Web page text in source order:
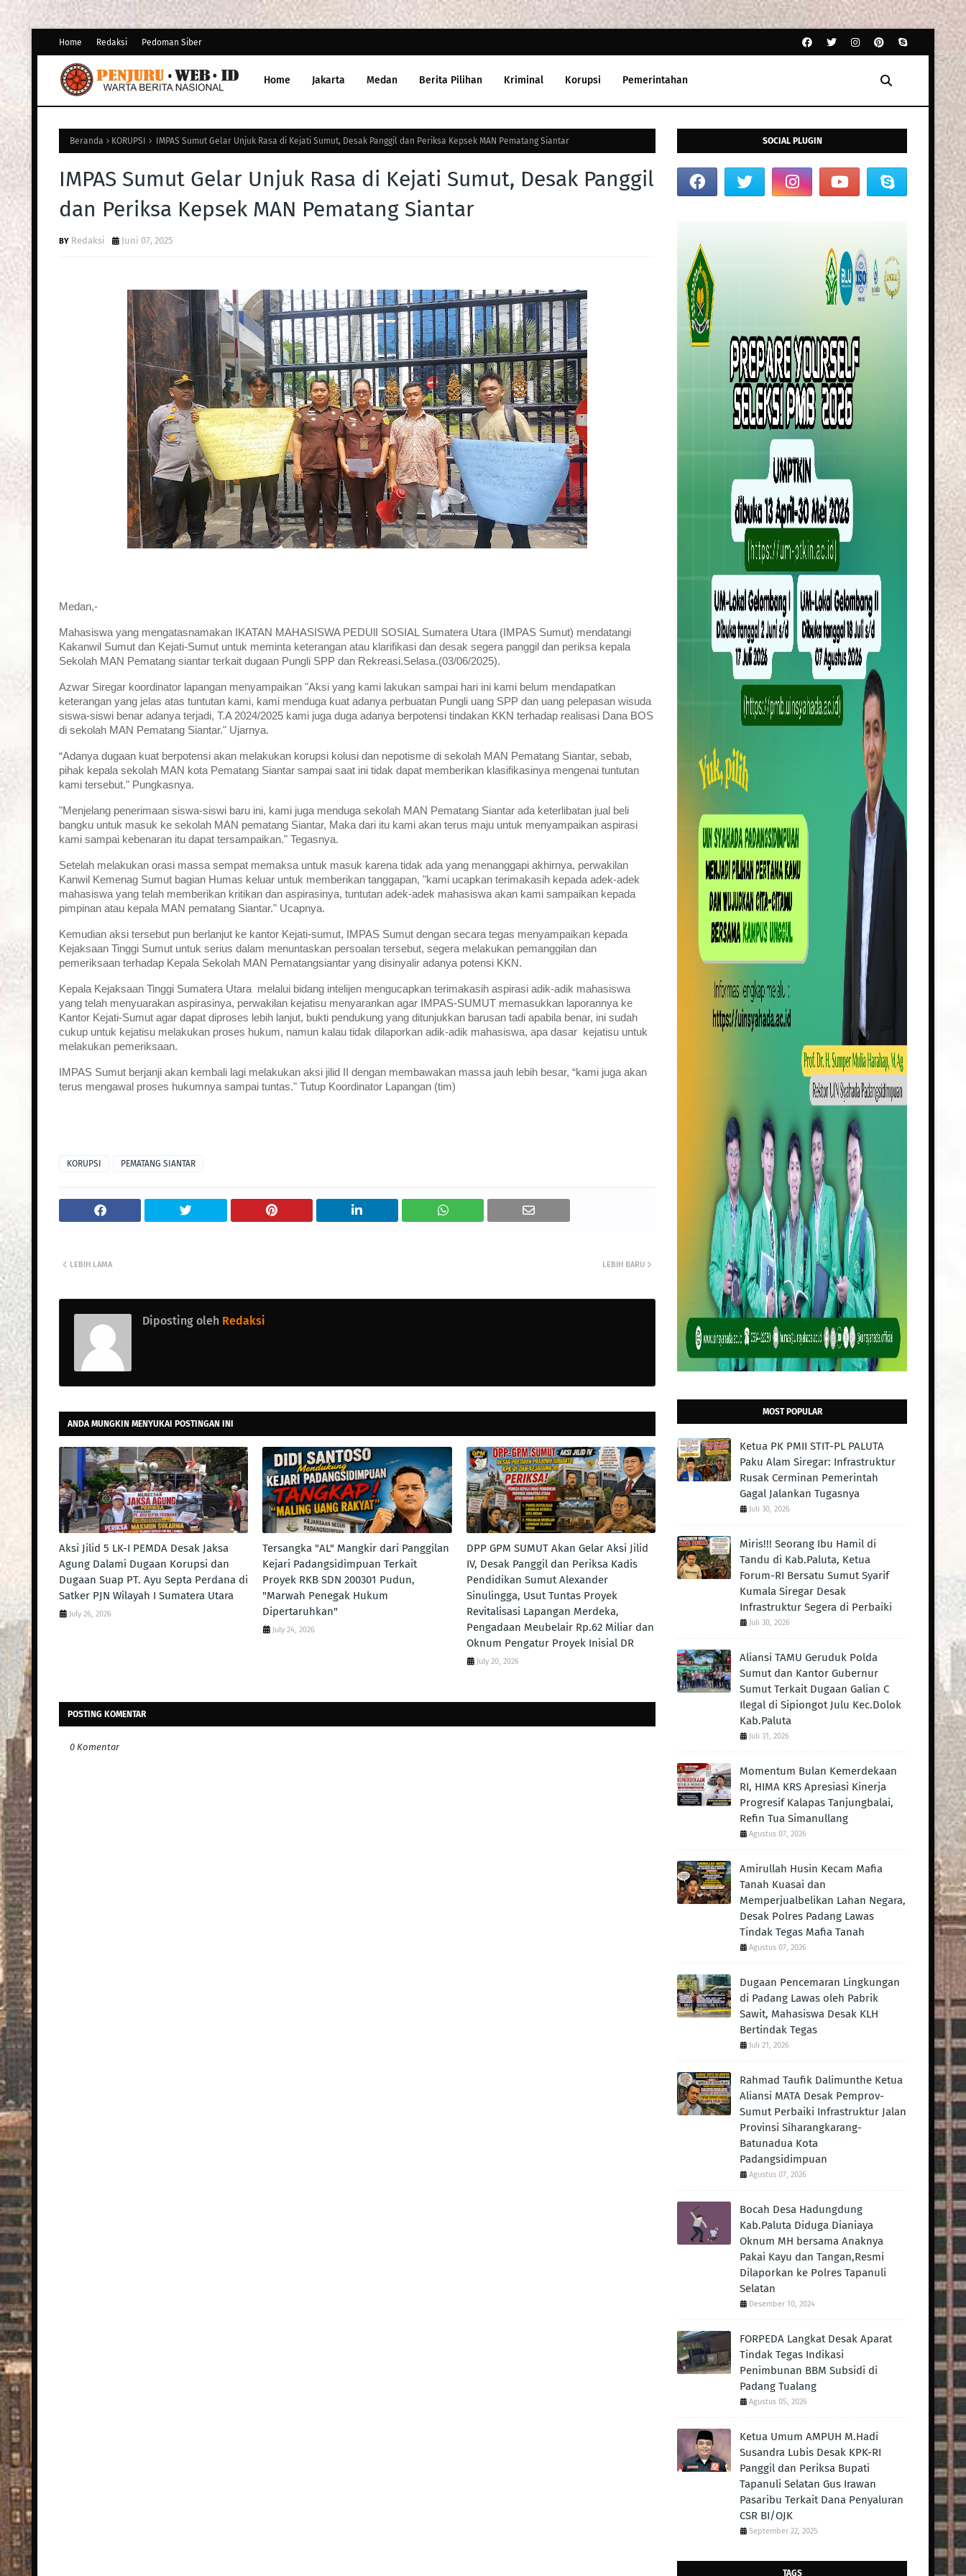
Home Redaksi Pedoman Siber
Home Jakarta Medan Berita Pilihan Kriminal Korupsi Pemerintahan
Beranda KORUPSI IMPAS Sumut Gelar Unjuk Rasa di Kejati Sumut, Desak Panggil dan Periksa Kepsek MAN Pematang Siantar
IMPAS Sumut Gelar Unjuk Rasa di Kejati Sumut, Desak Panggil
dan Periksa Kepsek MAN Pematang Siantar
Redaksi Juni 07, 2025
Medan,-
Mahasiswa yang mengatasnamakan IKATAN MAHASISWA PEDUlI SOSIAL Sumatera Utara (IMPAS Sumut) mendatangi
Kakanwil Sumut dan Kejati-Sumut untuk meminta keterangan atau klarifikasi dan desak segera panggil dan periksa kepala
Sekolah MAN Pematang siantar terkait dugaan Pungli SPP dan Rekreasi.Selasa.(03/06/2025).
Azwar Siregar koordinator lapangan menyampaikan "Aksi yang kami lakukan sampai hari ini kami belum mendapatkan
keterangan yang jelas atas tuntutan kami, kami menduga kuat adanya perbuatan Pungli uang SPP dan uang pelepasan wisuda
siswa-siswi benar adanya terjadi, T.A 2024/2025 kami juga duga adanya berpotensi tindakan KKN terhadap realisasi Dana BOS
di sekolah MAN Pematang Siantar." Ujarnya.
“Adanya dugaan kuat berpotensi akan melakukan korupsi kolusi dan nepotisme di sekolah MAN Pematang Siantar, sebab,
pihak kepala sekolah MAN kota Pematang Siantar sampai saat ini tidak dapat memberikan klasifikasinya mengenai tuntutan
kami tersebut." Pungkasnya.
"Menjelang penerimaan siswa-siswi baru ini, kami juga menduga sekolah MAN Pematang Siantar ada keterlibatan jual beli
bangku untuk masuk ke sekolah MAN pematang Siantar, Maka dari itu kami akan terus maju untuk menyampaikan aspirasi
kami sampai kebenaran itu dapat tersampaikan." Tegasnya.
Setelah melakukan orasi massa sempat memaksa untuk masuk karena tidak ada yang menanggapi akhirnya, perwakilan
Kanwil Kemenag Sumut bagian Humas keluar untuk memberikan tanggapan, "kami ucapkan terimakasih kepada adek-adek
mahasiswa yang telah memberikan kritikan dan aspirasinya, tuntutan adek-adek mahasiswa akan kami sampaikan kepada
pimpinan atau kepala MAN pematang Siantar." Ucapnya.
Kemudian aksi tersebut pun berlanjut ke kantor Kejati-sumut, IMPAS Sumut dengan secara tegas menyampaikan kepada
Kejaksaan Tinggi Sumut untuk serius dalam menuntaskan persoalan tersebut, segera melakukan pemanggilan dan
pemeriksaan terhadap Kepala Sekolah MAN Pematangsiantar yang disinyalir adanya potensi KKN.
Kepala Kejaksaan Tinggi Sumatera Utara melalui bidang intelijen mengucapkan terimakasih aspirasi adik-adik mahasiswa
yang telah menyuarakan aspirasinya, perwakilan kejatisu menyarankan agar IMPAS-SUMUT memasukkan laporannya ke
Kantor Kejati-Sumut agar dapat diproses lebih lanjut, bukti pendukung yang ditunjukkan barusan tadi apabila benar, ini sudah
cukup untuk kejatisu melakukan proses hukum, namun kalau tidak dilaporkan adik-adik mahasiswa, apa dasar kejatisu untuk
melakukan pemeriksaan.
IMPAS Sumut berjanji akan kembali lagi melakukan aksi jilid II dengan membawakan massa jauh lebih besar, “kami juga akan
terus mengawal proses hukumnya sampai tuntas." Tutup Koordinator Lapangan (tim)
KORUPSI PEMATANG SIANTAR
LEBIH BARU
LEBIH LAMA
Diposting oleh Redaksi
ANDA MUNGKIN MENYUKAI POSTINGAN INI
Aksi Jilid 5 LK-I PEMDA Desak Jaksa
Agung Dalami Dugaan Korupsi dan
Dugaan Suap PT. Ayu Septa Perdana di
Satker PJN Wilayah I Sumatera Utara
July 26, 2026
Tersangka "AL" Mangkir dari Panggilan
Kejari Padangsidimpuan Terkait
Proyek RKB SDN 200301 Pudun,
"Marwah Penegak Hukum
Dipertaruhkan"
July 24, 2026
DPP GPM SUMUT Akan Gelar Aksi Jilid
IV, Desak Panggil dan Periksa Kadis
Pendidikan Sumut Alexander
Sinulingga, Usut Tuntas Proyek
Revitalisasi Lapangan Merdeka,
Pengadaan Meubelair Rp.62 Miliar dan
Oknum Pengatur Proyek Inisial DR
July 20, 2026
POSTING KOMENTAR
0 Komentar
SOCIAL PLUGIN
MOST POPULAR
Ketua PK PMII STIT-PL PALUTA
Paku Alam Siregar: Infrastruktur
Rusak Cerminan Pemerintah
Gagal Jalankan Tugasnya
Juli 30, 2026
Miris!!! Seorang Ibu Hamil di
Tandu di Kab.Paluta, Ketua
Forum-RI Bersatu Sumut Syarif
Kumala Siregar Desak
Infrastruktur Segera di Perbaiki
Juli 30, 2026
Aliansi TAMU Geruduk Polda
Sumut dan Kantor Gubernur
Sumut Terkait Dugaan Galian C
Ilegal di Sipiongot Julu Kec.Dolok
Kab.Paluta
Juli 31, 2026
Momentum Bulan Kemerdekaan
RI, HIMA KRS Apresiasi Kinerja
Progresif Kalapas Tanjungbalai,
Refin Tua Simanullang
Agustus 07, 2026
Amirullah Husin Kecam Mafia
Tanah Kuasai dan
Memperjualbelikan Lahan Negara,
Desak Polres Padang Lawas
Tindak Tegas Mafia Tanah
Agustus 07, 2026
Dugaan Pencemaran Lingkungan
di Padang Lawas oleh Pabrik
Sawit, Mahasiswa Desak KLH
Bertindak Tegas ‎
Juli 21, 2026
Rahmad Taufik Dalimunthe Ketua
Aliansi MATA Desak Pemprov-
Sumut Perbaiki Infrastruktur Jalan
Provinsi Siharangkarang-
Batunadua Kota
Padangsidimpuan
Agustus 07, 2026
Bocah Desa Hadungdung
Kab.Paluta Diduga Dianiaya
Oknum MH bersama Anaknya
Pakai Kayu dan Tangan,Resmi
Dilaporkan ke Polres Tapanuli
Selatan
Desember 10, 2024
FORPEDA Langkat Desak Aparat
Tindak Tegas Indikasi
Penimbunan BBM Subsidi di
Padang Tualang
Agustus 05, 2026
Ketua Umum AMPUH M.Hadi
Susandra Lubis Desak KPK-RI
Panggil dan Periksa Bupati
Tapanuli Selatan Gus Irawan
Pasaribu Terkait Dana Penyaluran
CSR BI/OJK
September 22, 2025
TAGS